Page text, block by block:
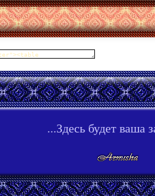
...Здесь будет ваша